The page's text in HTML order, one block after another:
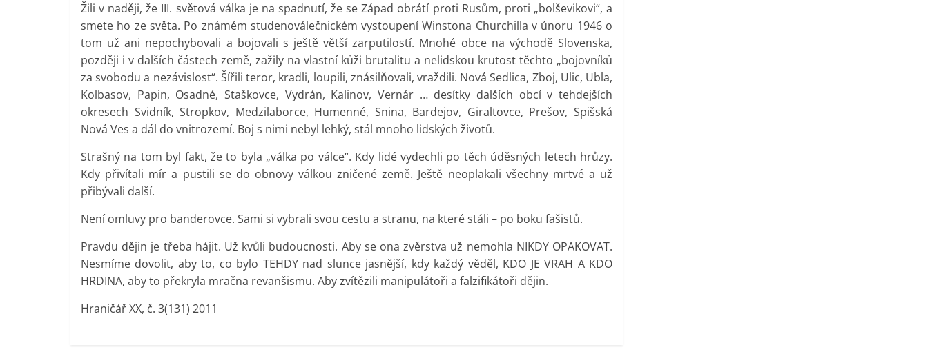
Žili v naději, že III. světová válka je na spadnutí, že se Západ obrátí proti Rusům, proti „bolševikovi“, a
smete ho ze světa. Po známém studenoválečnickém vystoupení Winstona Churchilla v únoru 1946 o
tom už ani nepochybovali a bojovali s ještě větší zarputilostí. Mnohé obce na východě Slovenska,
později i v dalších částech země, zažily na vlastní kůži brutalitu a nelidskou krutost těchto „bojovníků
za svobodu a nezávislost“. Šířili teror, kradli, loupili, znásilňovali, vraždili. Nová Sedlica, Zboj, Ulic, Ubla,
Kolbasov, Papin, Osadné, Staškovce, Vydrán, Kalinov, Vernár … desítky dalších obcí v tehdejších
okresech Svidník, Stropkov, Medzilaborce, Humenné, Snina, Bardejov, Giraltovce, Prešov, Spišská
Nová Ves a dál do vnitrozemí. Boj s nimi nebyl lehký, stál mnoho lidských životů.
Strašný na tom byl fakt, že to byla „válka po válce“. Kdy lidé vydechli po těch úděsných letech hrůzy.
Kdy přivítali mír a pustili se do obnovy válkou zničené země. Ještě neoplakali všechny mrtvé a už
přibývali další.
Není omluvy pro banderovce. Sami si vybrali svou cestu a stranu, na které stáli – po boku fašistů.
Pravdu dějin je třeba hájit. Už kvůli budoucnosti. Aby se ona zvěrstva už nemohla NIKDY OPAKOVAT.
Nesmíme dovolit, aby to, co bylo TEHDY nad slunce jasnější, kdy každý věděl, KDO JE VRAH A KDO
HRDINA, aby to překryla mračna revanšismu. Aby zvítězili manipulátoři a falzifikátoři dějin.
Hraničář XX, č. 3(131) 2011